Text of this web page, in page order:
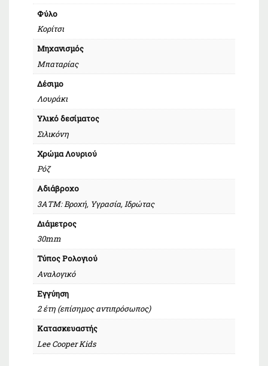
Φύλο
Κορίτσι
Μηχανισμός
Μπαταρίας
Δέσιμο
Λουράκι
Υλικό δεσίματος
Σιλικόνη
Χρώμα Λουριού
Ρόζ
Αδιάβροχο
3ΑΤΜ: Βροχή, Υγρασία, Ιδρώτας
Διάμετρος
30mm
Τύπος Ρολογιού
Αναλογικό
Εγγύηση
2 έτη (επίσημος αντιπρόσωπος)
Κατασκευαστής
Lee Cooper Kids